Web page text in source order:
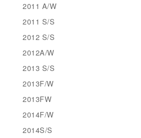
2011 A/W
2011 S/S
2012 S/S
2012A/W
2013 S/S
2013F/W
2013FW
2014F/W
2014S/S